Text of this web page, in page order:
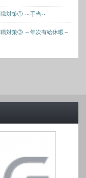
対策① ～手当～
対策③ ～年次有給休暇～